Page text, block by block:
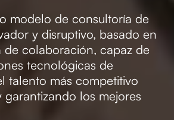
modelo de consultoría de
y disruptivo, basado en
de colaboración, capaz de
tecnológicas de
talento más competitivo
los mejores